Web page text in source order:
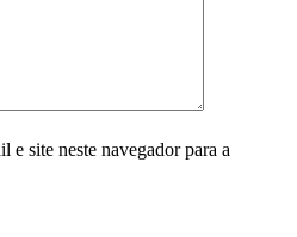
e site neste navegador para a